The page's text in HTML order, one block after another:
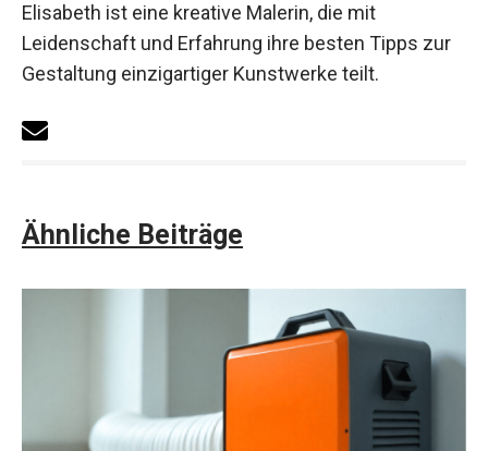
Elisabeth ist eine kreative Malerin, die mit
Leidenschaft und Erfahrung ihre besten Tipps zur
Gestaltung einzigartiger Kunstwerke teilt.
Ähnliche Beiträge